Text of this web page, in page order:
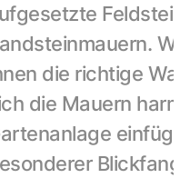
die richtige
die Mauern
Blickfang